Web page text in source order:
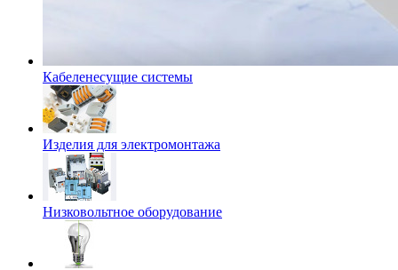
Кабеленесущие системы
Изделия для электромонтажа
Низковольтное оборудование